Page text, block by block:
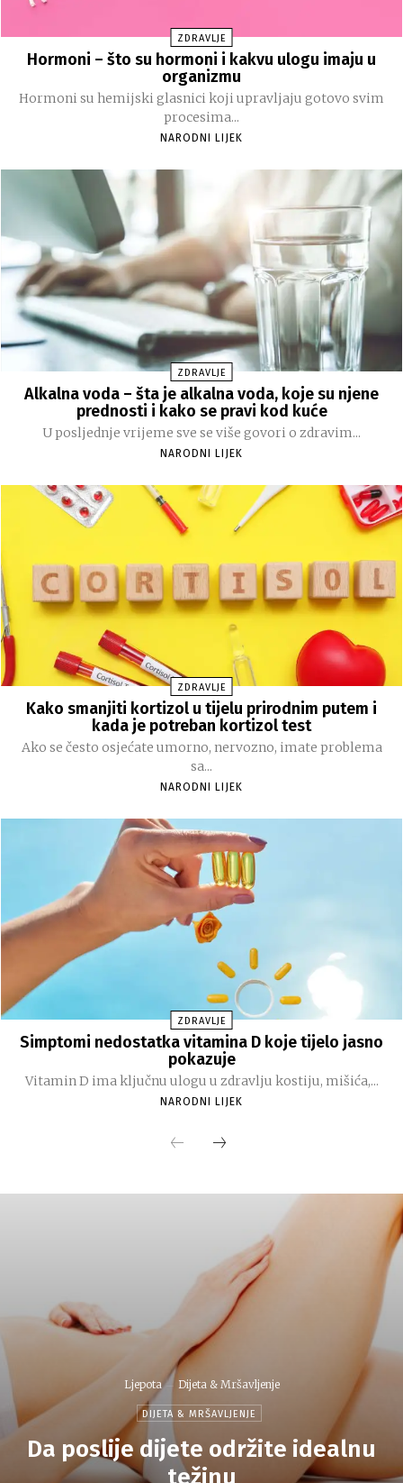
ZDRAVLJE
Hormoni – što su hormoni i kakvu ulogu imaju u
organizmu
Hormoni su hemijski glasnici koji upravljaju gotovo svim
procesima...
NARODNI LIJEK
ZDRAVLJE
Alkalna voda – šta je alkalna voda, koje su njene
prednosti i kako se pravi kod kuće
U posljednje vrijeme sve se više govori o zdravim...
NARODNI LIJEK
ZDRAVLJE
Kako smanjiti kortizol u tijelu prirodnim putem i
kada je potreban kortizol test
Ako se često osjećate umorno, nervozno, imate problema
sa...
NARODNI LIJEK
ZDRAVLJE
Simptomi nedostatka vitamina D koje tijelo jasno
pokazuje
Vitamin D ima ključnu ulogu u zdravlju kostiju, mišića,...
NARODNI LIJEK